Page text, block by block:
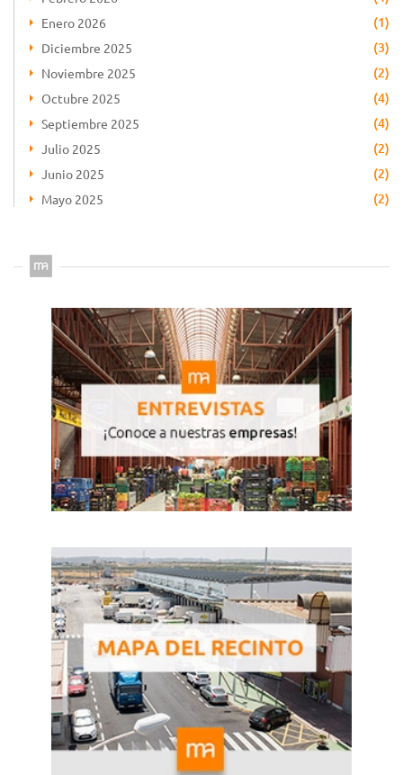
Enero 2026 (1)
Diciembre 2025 (3)
Noviembre 2025 (2)
Octubre 2025 (4)
Septiembre 2025 (4)
Julio 2025 (2)
Junio 2025 (2)
Mayo 2025 (2)